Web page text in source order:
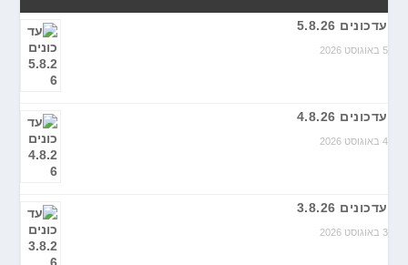
עדכונים 5.8.26
5 באוגוסט 2026
עדכונים 4.8.26
4 באוגוסט 2026
עדכונים 3.8.26
3 באוגוסט 2026